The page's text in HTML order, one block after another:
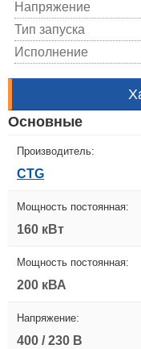
Напряжение
Тип запуска
Исполнение
Основные
Производитель:
CTG
Мощность постоянная:
160 кВт
Мощность постоянная:
200 кВА
Напряжение:
400 / 230 В